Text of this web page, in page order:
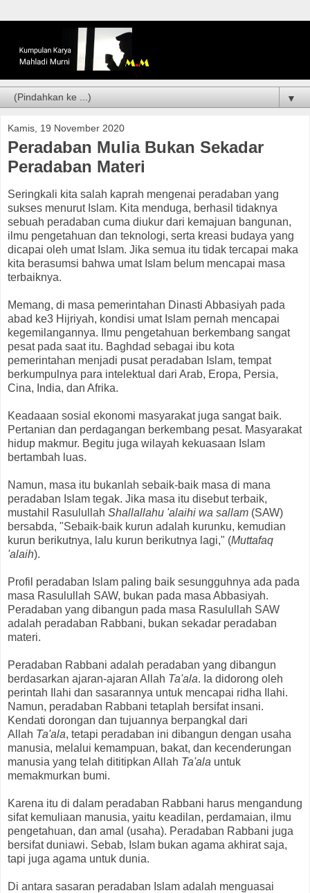
▼
Kamis, 19 November 2020
Peradaban Mulia Bukan Sekadar
Peradaban Materi
Seringkali kita salah kaprah mengenai peradaban yang
sukses menurut Islam. Kita menduga, berhasil tidaknya
sebuah peradaban cuma diukur dari kemajuan bangunan,
ilmu pengetahuan dan teknologi, serta kreasi budaya yang
dicapai oleh umat Islam. Jika semua itu tidak tercapai maka
kita berasumsi bahwa umat Islam belum mencapai masa
terbaiknya.
Memang, di masa pemerintahan Dinasti Abbasiyah pada
abad ke3 Hijriyah, kondisi umat Islam pernah mencapai
kegemilangannya. Ilmu pengetahuan berkembang sangat
pesat pada saat itu. Baghdad sebagai ibu kota
pemerintahan menjadi pusat peradaban Islam, tempat
berkumpulnya para intelektual dari Arab, Eropa, Persia,
Cina, India, dan Afrika.
Keadaaan sosial ekonomi masyarakat juga sangat baik.
Pertanian dan perdagangan berkembang pesat. Masyarakat
hidup makmur. Begitu juga wilayah kekuasaan Islam
bertambah luas.
Namun, masa itu bukanlah sebaik-baik masa di mana
peradaban Islam tegak. Jika masa itu disebut terbaik,
mustahil Rasulullah Shallallahu 'alaihi wa sallam (SAW)
bersabda, "Sebaik-baik kurun adalah kurunku, kemudian
kurun berikutnya, lalu kurun berikutnya lagi," (Muttafaq
'alaih).
Profil peradaban Islam paling baik sesungguhnya ada pada
masa Rasulullah SAW, bukan pada masa Abbasiyah.
Peradaban yang dibangun pada masa Rasulullah SAW
adalah peradaban Rabbani, bukan sekadar peradaban
materi.
Peradaban Rabbani adalah peradaban yang dibangun
berdasarkan ajaran-ajaran Allah Ta'ala. Ia didorong oleh
perintah Ilahi dan sasarannya untuk mencapai ridha Ilahi.
Namun, peradaban Rabbani tetaplah bersifat insani.
Kendati dorongan dan tujuannya berpangkal dari
Allah Ta'ala, tetapi peradaban ini dibangun dengan usaha
manusia, melalui kemampuan, bakat, dan kecenderungan
manusia yang telah dititipkan Allah Ta'ala untuk
memakmurkan bumi.
Karena itu di dalam peradaban Rabbani harus mengandung
sifat kemuliaan manusia, yaitu keadilan, perdamaian, ilmu
pengetahuan, dan amal (usaha). Peradaban Rabbani juga
bersifat duniawi. Sebab, Islam bukan agama akhirat saja,
tapi juga agama untuk dunia.
Di antara sasaran peradaban Islam adalah menguasai